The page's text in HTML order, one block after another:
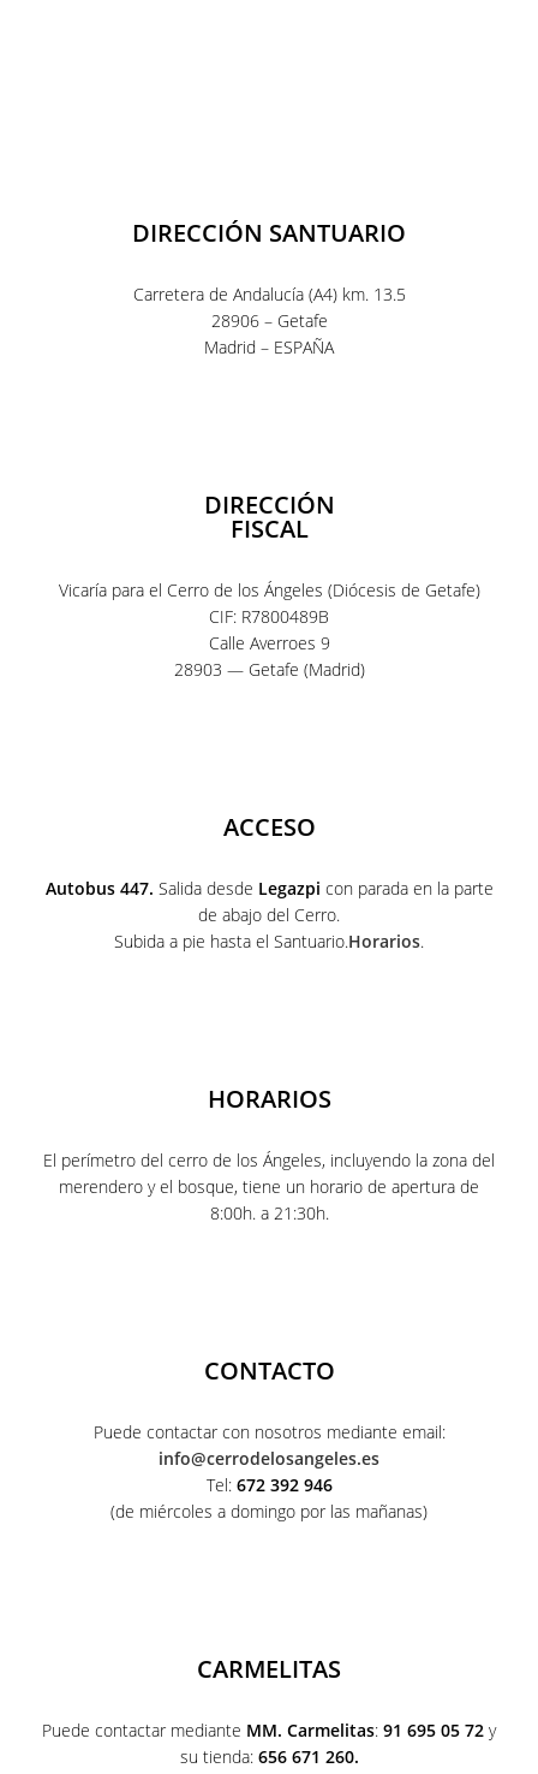
DIRECCIÓN SANTUARIO
Carretera de Andalucía (A4) km. 13.5
28906 – Getafe
Madrid – ESPAÑA
DIRECCIÓN
FISCAL
Vicaría para el Cerro de los Ángeles (Diócesis de Getafe)
CIF: R7800489B
Calle Averroes 9
28903 — Getafe (Madrid)
ACCESO
Autobus 447. Salida desde Legazpi con parada en la parte
de abajo del Cerro.
Subida a pie hasta el Santuario.Horarios.
HORARIOS
El perímetro del cerro de los Ángeles, incluyendo la zona del
merendero y el bosque, tiene un horario de apertura de
8:00h. a 21:30h.
CONTACTO
Puede contactar con nosotros mediante email:
info@cerrodelosangeles.es
Tel: 672 392 946
(de miércoles a domingo por las mañanas)
CARMELITAS
Puede contactar mediante MM. Carmelitas: 91 695 05 72 y
su tienda: 656 671 260.